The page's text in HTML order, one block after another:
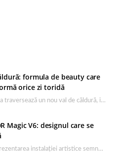
formula de beauty care
orice zi toridă
România traversează un nou val de căldură, iar rutina de îngrijire capătă un rol esențial…
Magic V6: designul care se
După prezentarea instalației artistice semnată de Catrinel Săbăciag în cadrul evenimentului de lansare HONOR Magic…